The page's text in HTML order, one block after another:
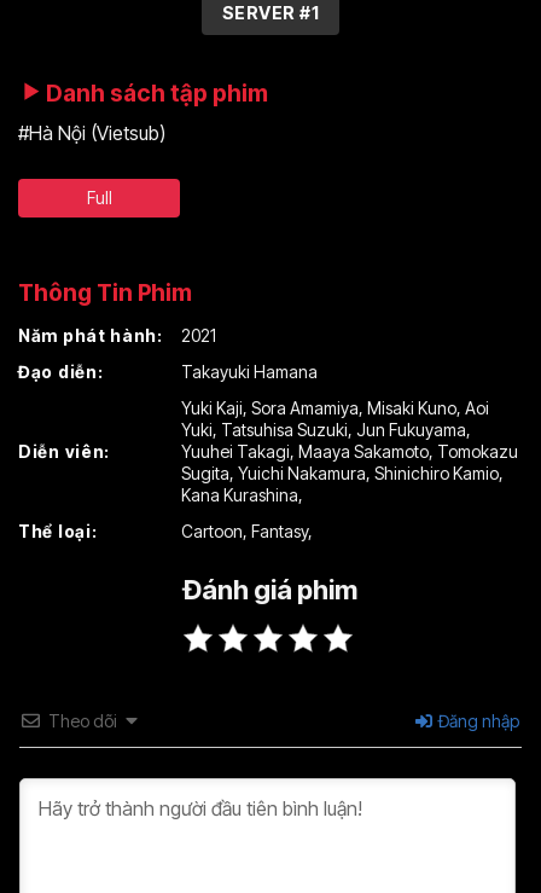
SERVER #1
Danh sách tập phim
#Hà Nội (Vietsub)
Full
Thông Tin Phim
Năm phát hành:
2021
Đạo diễn:
Takayuki Hamana
Diễn viên:
Yuki Kaji, Sora Amamiya, Misaki Kuno, Aoi
Yuki, Tatsuhisa Suzuki, Jun Fukuyama,
Yuuhei Takagi, Maaya Sakamoto, Tomokazu
Sugita, Yuichi Nakamura, Shinichiro Kamio,
Kana Kurashina,
Thể loại:
Cartoon, Fantasy,
Đánh giá phim
Theo dõi Đăng nhập